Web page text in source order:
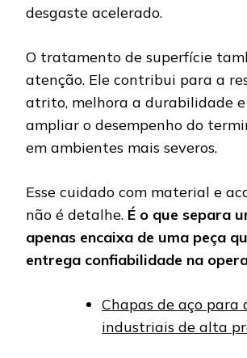
desgaste acelerado.
O tratamento de superfície
atenção. Ele contribui para a
atrito, melhora a durabilidade
ampliar o desempenho do
em ambientes mais severos.
Esse cuidado com material e
não é detalhe. É o que separa
apenas encaixa de uma peça
entrega confiabilidade na
Chapas de aço para
industriais de alta